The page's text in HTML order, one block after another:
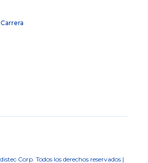
Corp. Todos los derechos reservados |